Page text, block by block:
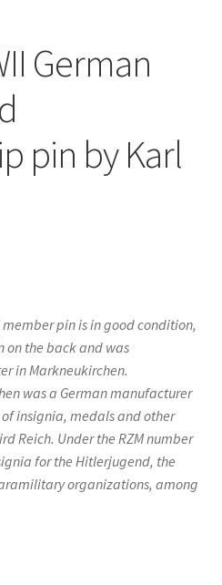
German
pin by Karl
pin is in good condition,
the back and was
in Markneukirchen.
was a German manufacturer
insignia, medals and other
Reich. Under the RZM number
for the Hitlerjugend, the
organizations, among